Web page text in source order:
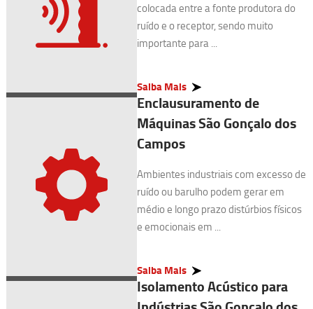
colocada entre a fonte produtora do
ruído e o receptor, sendo muito
importante para ...
Saiba Mais
Enclausuramento de
Máquinas São Gonçalo dos
Campos
Ambientes industriais com excesso de
ruído ou barulho podem gerar em
médio e longo prazo distúrbios físicos
e emocionais em ...
Saiba Mais
Isolamento Acústico para